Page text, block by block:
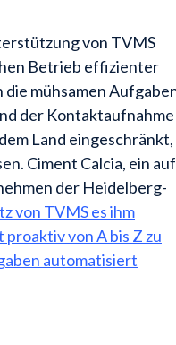
von TVMS
Betrieb effizienter
mühsamen
der Kontaktaufnahme
Land eingeschränkt,
Ciment Calcia, ein auf
der Heidelberg-
von TVMS es ihm
von A bis Z zu
automatisiert